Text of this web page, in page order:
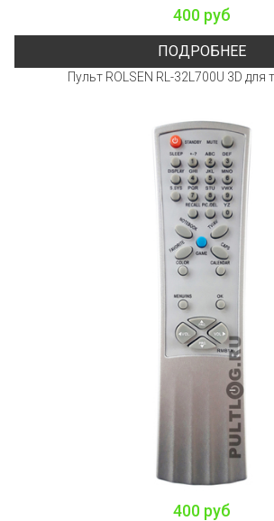
400 руб
ПОДРОБНЕЕ
Пульт ROLSEN RL-32L700U 3D для
400 руб